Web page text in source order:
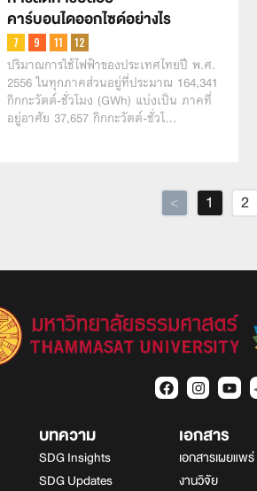
คาร์บอนไดออกไซด์อย่างไร
ปริมาณการใช้ไฟฟ้าของประเทศไทยปี พ.ศ.
2556 ในทุกภาคส่วนอยู่ที่ประมาณ 164,341
กิกกะวัตต์-ชั่วโมง (GWh) แบ่งเป็น ภาคที่
อยู่อาศัย 37,657 กิกกะวัตต์-ชั่วโ…
< 1 2
บทความ
SDG Insights
SDG Updates
เอกสาร
เอกสารเผยแพร่
งานวิจัย